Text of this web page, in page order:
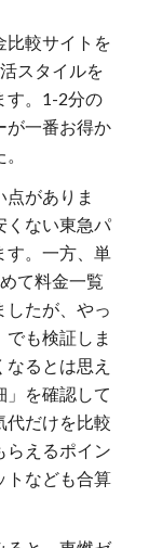
比較サイトを
スタイルを
す。1-2分の
が一番お得か
がありま
くない東急パ
す。一方、単
て料金一覧
したが、やっ
も検証しま
るとは思え
」を確認して
代だけを比較
らえるポイン
トなども合算